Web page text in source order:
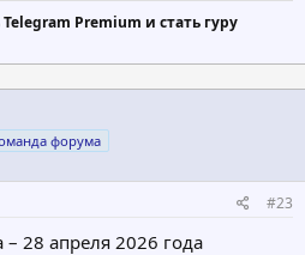
Premium и стать гуру
форума
#23
28 апреля 2026 года